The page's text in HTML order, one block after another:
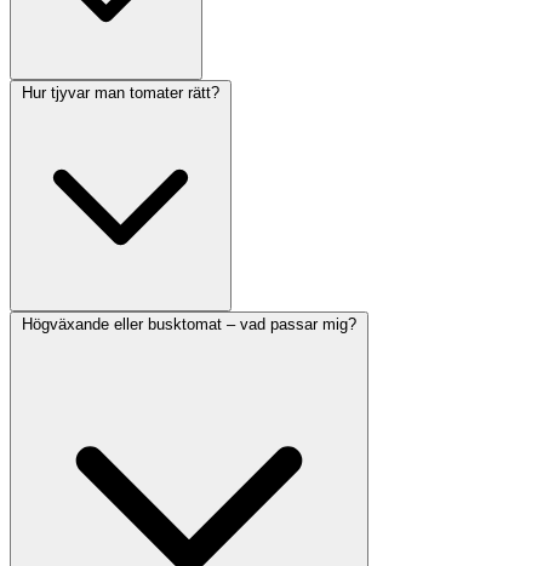
Hur tjyvar man tomater rätt?
Högväxande eller busktomat – vad passar mig?